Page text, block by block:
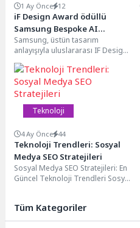
1 Ay Önce 12
iF Design Award ödüllü
Samsung Bespoke AI
WindFree Pro klimada 6 yıl
garanti ve 6 taksit avantajı
Samsung, üstün tasarım
anlayışıyla uluslararası IF Design
ödülüne layık görülen Bespoke AI
WindFree Pro Duvar...
Teknoloji
4 Ay Önce 44
Teknoloji Trendleri: Sosyal
Medya SEO Stratejileri
Sosyal Medya SEO Stratejileri: En
Güncel Teknoloji Trendleri Sosyal
Tüm Kategoriler